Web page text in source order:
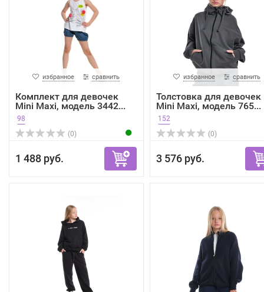
избранное сравнить
Комплект для девочек
Mini Maxi, модель 3442...
98
(0)
1 488 руб.
избранное сравнить
Толстовка для девочек
Mini Maxi, модель 765...
152
(0)
3 576 руб.